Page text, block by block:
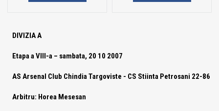
DIVIZIA A
Etapa a VIII-a – sambata, 20 10 2007
AS Arsenal Club Chindia Targoviste - CS Stiinta Petrosani 22-86
Arbitru: Horea Mesesan